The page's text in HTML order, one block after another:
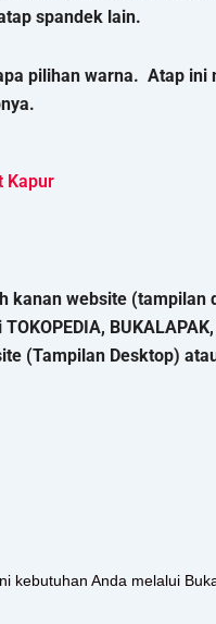
spandek lain.
pilihan warna. Atap ini
Kapur
kanan website
(Tampilan Desktop)
kebutuhan Anda melalui